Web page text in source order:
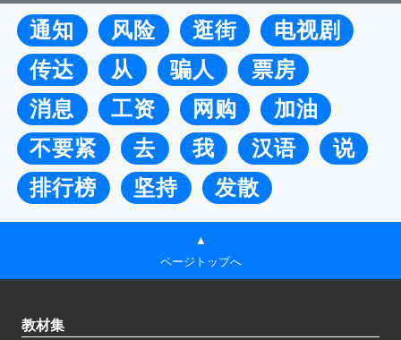
通知 风险 逛街
电视剧
传达
从 骗人
票房
消息
工资 网购
加油
不要紧
去 我 汉语
说
排行榜
坚持 发散
▲
ページトップへ
教材集